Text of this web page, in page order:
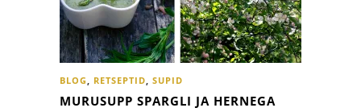
BLOG, RETSEPTID, SUPID
MURUSUPP SPARGLI JA HERNEGA